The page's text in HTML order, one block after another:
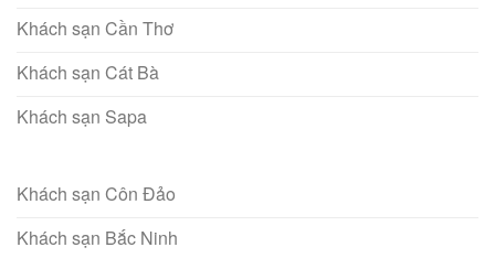
Khách sạn Cần Thơ
Khách sạn Cát Bà
Khách sạn Sapa
Khách sạn Côn Đảo
Khách sạn Bắc Ninh